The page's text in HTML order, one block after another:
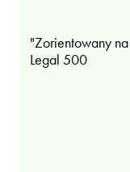
"Zorientowany
Legal 500